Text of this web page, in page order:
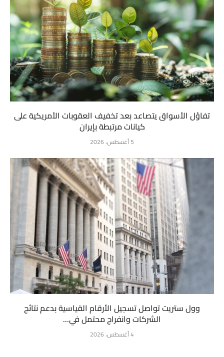
تفاؤل الأسواق يتصاعد بعد تخفيف العقوبات الأمريكية على
كيانات مرتبطة بإيران
5 أغسطس، 2026
وول ستريت تواصل تسجيل الأرقام القياسية بدعم نتائج
الشركات وانفراج محتمل في...
4 أغسطس، 2026